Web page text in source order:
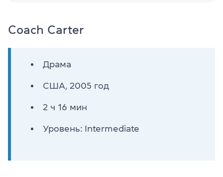
Coach Carter
Драма
США, 2005 год
2 ч 16 мин
Уровень: Intermediate